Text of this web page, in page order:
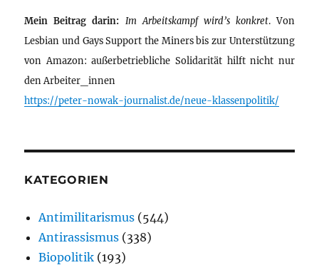
Mein Beitrag darin: Im Arbeitskampf wird’s konkret. Von
Lesbian und Gays Support the Miners bis zur Unterstützung
von Amazon: außerbetriebliche Solidarität hilft nicht nur
den Arbeiter_innen
https://peter-nowak-journalist.de/neue-klassenpolitik/
KATEGORIEN
Antimilitarismus (544)
Antirassismus (338)
Biopolitik (193)